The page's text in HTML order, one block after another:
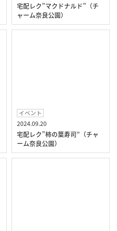
宅配レク”マクドナルド”（チ
ャーム奈良公園）
イベント
2024.09.20
宅配レク”柿の葉寿司”（チャ
ーム奈良公園）